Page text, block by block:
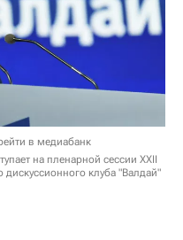
в медиабанк
на пленарной сессии XXII
клуба "Валдай"